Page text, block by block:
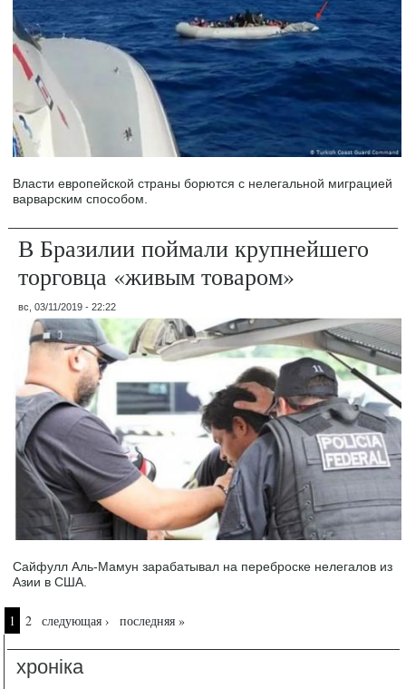
Власти европейской страны борются с нелегальной миграцией
варварским способом.
В Бразилии поймали крупнейшего
торговца «живым товаром»
вс, 03/11/2019 - 22:22
Сайфулл Аль-Мамун зарабатывал на переброске нелегалов из
Азии в США.
Страницы
1 2 следующая › последняя »
хроніка